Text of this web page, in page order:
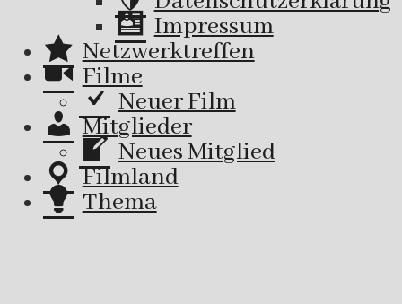
Impressum
Netzwerktreffen
Filme
Neuer Film
Mitglieder
Neues Mitglied
Filmland
Thema